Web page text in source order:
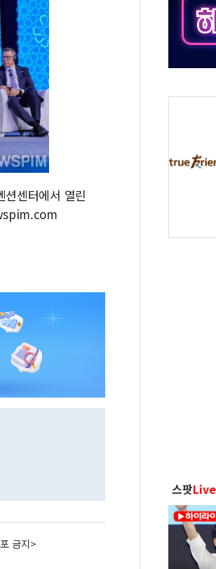
"세제개편안 8월 말 당정 조율 완료…초고가·비
인고속도로서 차량 4대 연쇄 추돌…7세 남아 등
가 먼저 알아채고 고친다"…LG유플러스, AI 홈
센터에서 열린
금지>
스팟Live